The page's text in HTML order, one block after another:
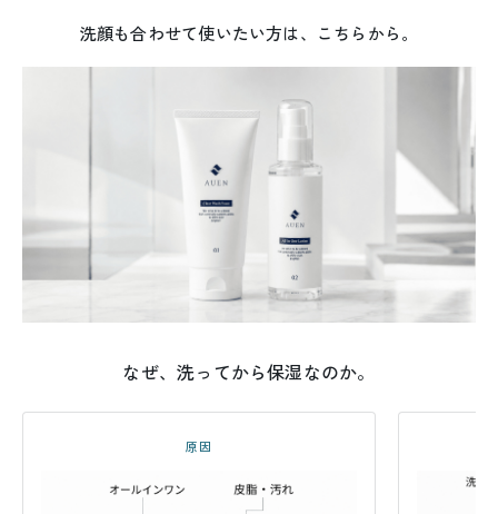
洗顔も合わせて使いたい方は、こちらから。
なぜ、洗ってから保湿なのか。
原因